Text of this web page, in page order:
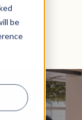
be